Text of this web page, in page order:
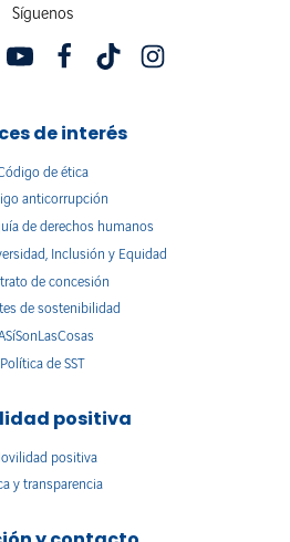
Síguenos
de interés
de ética
anticorrupción
de derechos humanos
Inclusión y Equidad
de concesión
de sostenibilidad
Política de SST
positiva
positiva
y transparencia